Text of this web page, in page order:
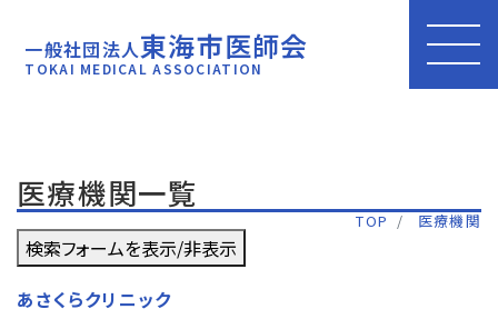
一般社団法人東海市医師会
TOKAI MEDICAL ASSOCIATION
医療機関一覧
TOP 医療機関
検索フォームを表示/非表示
あさくらクリニック